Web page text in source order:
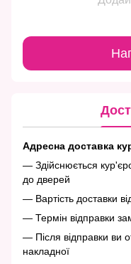
Адресна доставка
— Здійснюється
до дверей
— Вартість доставки
— Термін відправки
— Після відправки ви
накладної